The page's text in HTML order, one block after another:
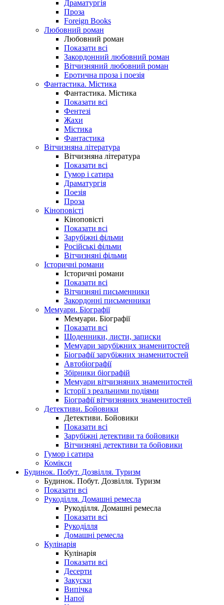
Драматургія
Проза
Foreign Books
Любовний роман
Любовний роман
Показати всі
Закордонний любовний роман
Вітчизняний любовний роман
Еротична проза і поезія
Фантастика. Містика
Фантастика. Містика
Показати всі
Фентезі
Жахи
Містика
Фантастика
Вітчизняна література
Вітчизняна література
Показати всі
Гумор і сатира
Драматургія
Поезія
Проза
Кіноповісті
Кіноповісті
Показати всі
Зарубіжні фільми
Російські фільми
Вітчизняні фільми
Історичні романи
Історичні романи
Показати всі
Вітчизняні письменники
Закордонні письменники
Мемуари. Біографії
Мемуари. Біографії
Показати всі
Щоденники, листи, записки
Мемуари зарубіжних знаменитостей
Біографії зарубіжних знаменитостей
Автобіографії
Збірники біографій
Мемуари вітчизняних знаменитостей
Історії з реальними подіями
Біографії вітчизняних знаменитостей
Детективи. Бойовики
Детективи. Бойовики
Показати всі
Зарубіжні детективи та бойовики
Вітчизняні детективи та бойовики
Гумор і сатира
Комікси
Будинок. Побут. Дозвілля. Туризм
Будинок. Побут. Дозвілля. Туризм
Показати всі
Рукоділля. Домашні ремесла
Рукоділля. Домашні ремесла
Показати всі
Рукоділля
Домашні ремесла
Кулінарія
Кулінарія
Показати всі
Десерти
Закуски
Випічка
Напої